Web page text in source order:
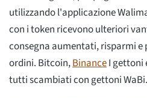
utilizzando l'applicazione
con i token ricevono ulteriori
consegna aumentati, risparmi e
ordini. Bitcoin,BinanceI gettoni
tutti scambiati con gettoni WaBi.